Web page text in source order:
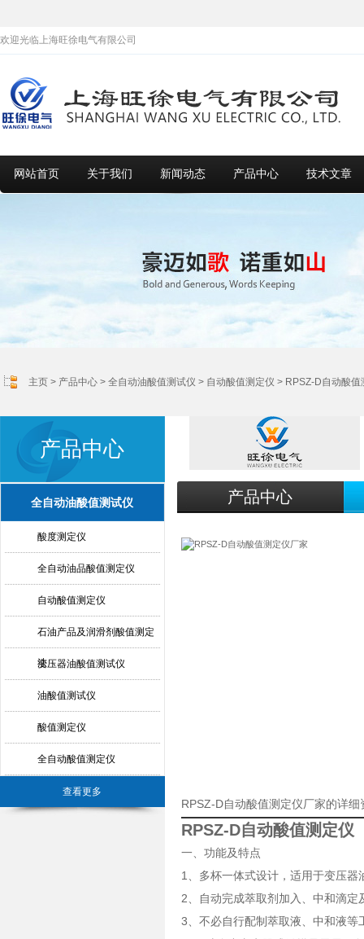
欢迎光临上海旺徐电气有限公司
网站首页 关于我们 新闻动态 产品中心 技术文章
主页 > 产品中心 > 全自动油酸值测试仪 > 自动酸值测定仪 > RPSZ-D自动酸值
产品中心
全自动油酸值测试仪
酸度测定仪
全自动油品酸值测定仪
自动酸值测定仪
石油产品及润滑剂酸值测定
法
变压器油酸值测试仪
油酸值测试仪
酸值测定仪
全自动酸值测定仪
查看更多
产品中心
RPSZ-D自动酸值测定仪厂家的详细
RPSZ-D自动酸值测定仪
一、功能及特点
1、多杯一体式设计，适用于变压器
2、自动完成萃取剂加入、中和滴
3、不必自行配制萃取液、中和液